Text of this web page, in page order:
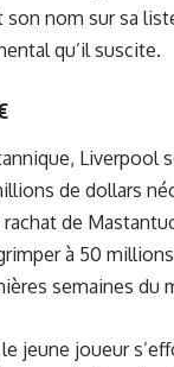
son nom sur sa
qu’il suscite.
Liverpool
de dollars
rachat de
à 50
semaines du
jeune joueur